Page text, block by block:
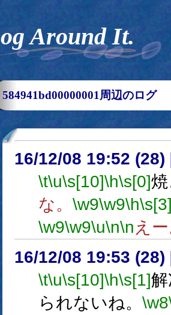
Log Around It.
584941bd00000001周辺のログ
16/12/08 19:52 (28)
\t\u\s[10]\h\s[0]
な。 \w9\w9\h
\w9\w9\u\n\n え
16/12/08 19:53 (28)
\t\u\s[10]\h\s[1]
られないね。 \w8